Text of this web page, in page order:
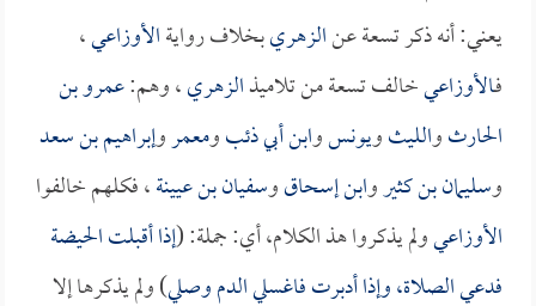
يعني: أنه ذكر تسعة عنالزهريبخلاف روايةالأوزاعي،
فـالأوزاعيخالف تسعة من تلاميذالزهري، وهم:عمرو بن
الحارثوالليثويونسوابن أبي ذئبومعمروإبراهيم بن سعد
وسليمان بن كثيروابن إسحاقوسفيان بن عيينة، فكلهم خالفوا
الأوزاعيولم يذكروا هذ الكلام، أي: جملة: (إذا أقبلت الحيضة
فدعي الصلاة، وإذا أدبرت فاغسلي الدم وصلي) ولم يذكرها إلا